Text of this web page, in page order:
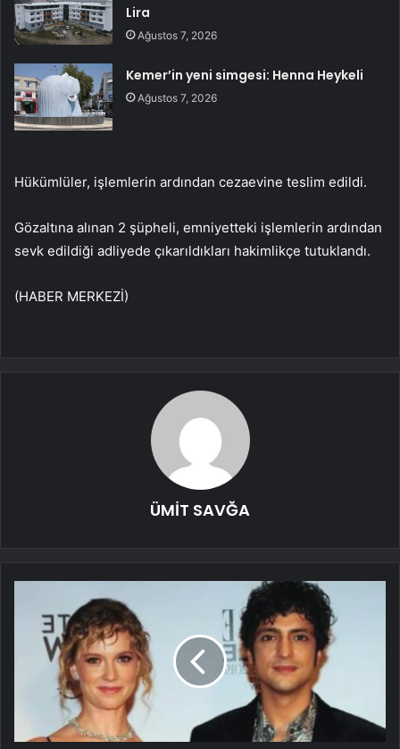
Lira
Ağustos 7, 2026
Kemer’in yeni simgesi: Henna Heykeli
Ağustos 7, 2026
Hükümlüler, işlemlerin ardından cezaevine teslim edildi.
Gözaltına alınan 2 şüpheli, emniyetteki işlemlerin ardından
sevk edildiği adliyede çıkarıldıkları hakimlikçe tutuklandı.
(HABER MERKEZİ)
ÜMİT SAVĞA